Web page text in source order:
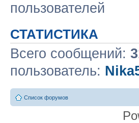
пользователей
СТАТИСТИКА
Всего сообщений:
пользователь:
Список форумов